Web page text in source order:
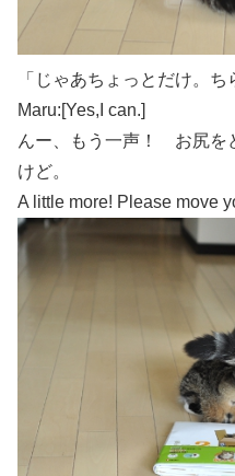
「じゃあちょっとだけ。ち
Maru:[Yes,I can.]
んー、もう一声！ お尻を
けど。
A little more! Please move